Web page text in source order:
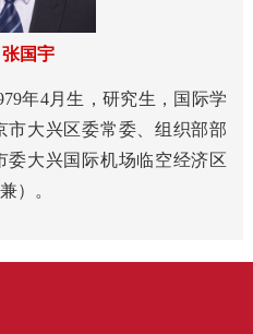
国宇
年4月生，研究生，国际学
市大兴区委常委、组织部部
委大兴国际机场临空经济区
）。